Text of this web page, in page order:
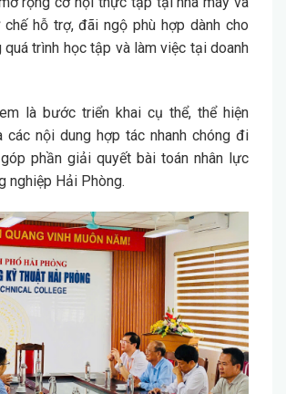
hỗ trợ, đãi ngộ phù hợp dành cho
quá trình học tập và làm việc tại doanh
là bước triển khai cụ thể, thể hiện
các nội dung hợp tác nhanh chóng đi
phần giải quyết bài toán nhân lực
nghiệp Hải Phòng.